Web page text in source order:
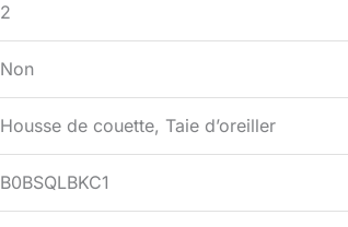
2
Non
Housse de couette, Taie d’oreiller
B0BSQLBKC1